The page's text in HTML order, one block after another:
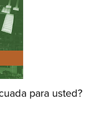
para usted?